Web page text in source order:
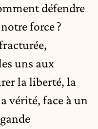
défendre
force ?
uns aux
la liberté, la
vérité, face à un